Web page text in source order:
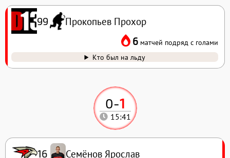
0-1
15:41
16 Семёнов Ярослав
99 Прокопьев Прохор
6 матчей подряд с голами
Кто был на льду